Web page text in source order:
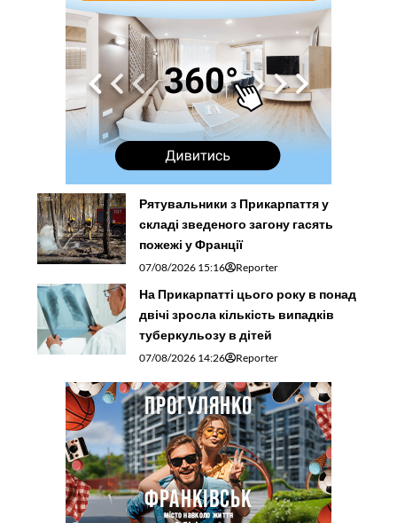
Рятувальники з Прикарпаття у
складі зведеного загону гасять
пожежі у Франції
07/08/2026 15:16 Reporter
На Прикарпатті цього року в понад
двічі зросла кількість випадків
туберкульозу в дітей
07/08/2026 14:26 Reporter